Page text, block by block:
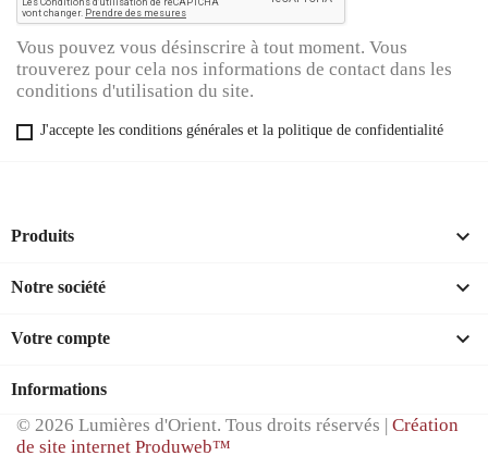
Vous pouvez vous désinscrire à tout moment. Vous
trouverez pour cela nos informations de contact dans les
conditions d'utilisation du site.
J'accepte les conditions générales et la politique de confidentialité
Produits 
Notre société 
Votre compte 
Informations
© 2026 Lumières d'Orient. Tous droits réservés | Création
de site internet Produweb™